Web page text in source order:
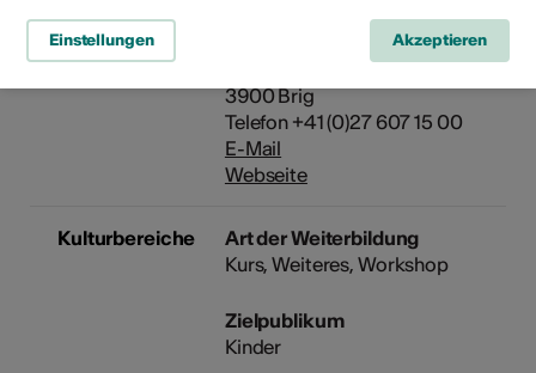
Veranstalter
Mediathek Wallis - Brig
Schlossstrasse 30
3900 Brig
Telefon +41 (0)27 607 15 00
E-Mail
Webseite
Kulturbereiche
Art der Weiterbildung
Kurs, Weiteres, Workshop
Zielpublikum
Kinder
Einstellungen Akzeptieren